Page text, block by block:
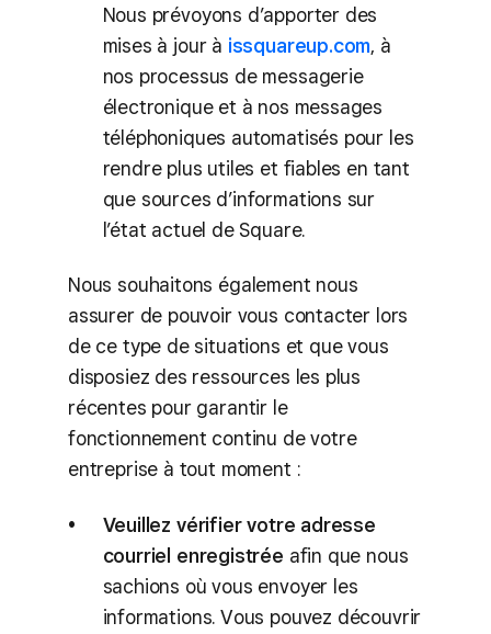
Nous prévoyons d’apporter des
mises à jour à issquareup.com, à
nos processus de messagerie
électronique et à nos messages
téléphoniques automatisés pour les
rendre plus utiles et fiables en tant
que sources d’informations sur
l’état actuel de Square.
Nous souhaitons également nous
assurer de pouvoir vous contacter lors
de ce type de situations et que vous
disposiez des ressources les plus
récentes pour garantir le
fonctionnement continu de votre
entreprise à tout moment :
Veuillez vérifier votre adresse
courriel enregistrée afin que nous
sachions où vous envoyer les
informations. Vous pouvez découvrir